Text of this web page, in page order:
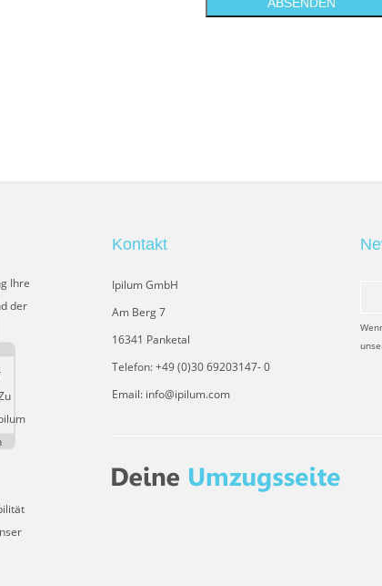
Ihre
der
Kontakt
Ipilum GmbH
Am Berg 7
16341 Panketal
Telefon: +49 (0)30 69203147- 0
Email: info@ipilum.com